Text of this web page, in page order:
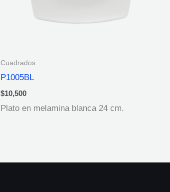
Cuadrados
P1005BL
$10,500
Plato en melamina blanca 24 cm.